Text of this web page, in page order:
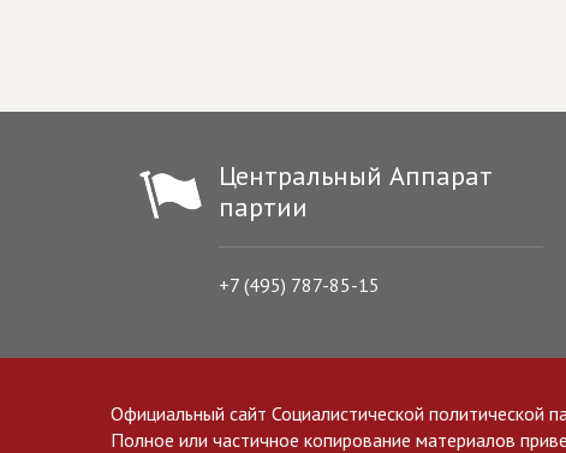
Центральный Аппарат
партии
+7 (495) 787-85-15
Официальный сайт Социалистической политической
Полное или частичное копирование материалов